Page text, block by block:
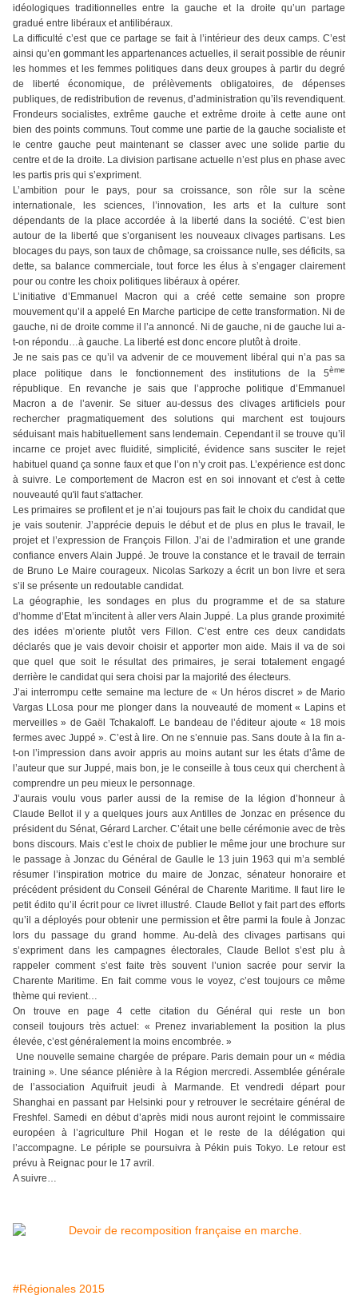
idéologiques traditionnelles entre la gauche et la droite qu’un partage
gradué entre libéraux et antilibéraux.
La difficulté c’est que ce partage se fait à l’intérieur des deux camps. C’est
ainsi qu’en gommant les appartenances actuelles, il serait possible de réunir
les hommes et les femmes politiques dans deux groupes à partir du degré
de liberté économique, de prélèvements obligatoires, de dépenses
publiques, de redistribution de revenus, d’administration qu’ils revendiquent.
Frondeurs socialistes, extrême gauche et extrême droite à cette aune ont
bien des points communs. Tout comme une partie de la gauche socialiste et
le centre gauche peut maintenant se classer avec une solide partie du
centre et de la droite. La division partisane actuelle n’est plus en phase avec
les partis pris qui s’expriment.
L’ambition pour le pays, pour sa croissance, son rôle sur la scène
internationale, les sciences, l’innovation, les arts et la culture sont
dépendants de la place accordée à la liberté dans la société. C’est bien
autour de la liberté que s’organisent les nouveaux clivages partisans. Les
blocages du pays, son taux de chômage, sa croissance nulle, ses déficits, sa
dette, sa balance commerciale, tout force les élus à s’engager clairement
pour ou contre les choix politiques libéraux à opérer.
L’initiative d’Emmanuel Macron qui a créé cette semaine son propre
mouvement qu’il a appelé En Marche participe de cette transformation. Ni de
gauche, ni de droite comme il l’a annoncé. Ni de gauche, ni de gauche lui a-
t-on répondu…à gauche. La liberté est donc encore plutôt à droite.
Je ne sais pas ce qu’il va advenir de ce mouvement libéral qui n’a pas sa
place politique dans le fonctionnement des institutions de la 5ème
république. En revanche je sais que l’approche politique d’Emmanuel
Macron a de l’avenir. Se situer au-dessus des clivages artificiels pour
rechercher pragmatiquement des solutions qui marchent est toujours
séduisant mais habituellement sans lendemain. Cependant il se trouve qu’il
incarne ce projet avec fluidité, simplicité, évidence sans susciter le rejet
habituel quand ça sonne faux et que l’on n’y croit pas. L’expérience est donc
à suivre. Le comportement de Macron est en soi innovant et c'est à cette
nouveauté qu'il faut s'attacher.
Les primaires se profilent et je n’ai toujours pas fait le choix du candidat que
je vais soutenir. J’apprécie depuis le début et de plus en plus le travail, le
projet et l’expression de François Fillon. J’ai de l’admiration et une grande
confiance envers Alain Juppé. Je trouve la constance et le travail de terrain
de Bruno Le Maire courageux. Nicolas Sarkozy a écrit un bon livre et sera
s’il se présente un redoutable candidat.
La géographie, les sondages en plus du programme et de sa stature
d’homme d’Etat m’incitent à aller vers Alain Juppé. La plus grande proximité
des idées m’oriente plutôt vers Fillon. C’est entre ces deux candidats
déclarés que je vais devoir choisir et apporter mon aide. Mais il va de soi
que quel que soit le résultat des primaires, je serai totalement engagé
derrière le candidat qui sera choisi par la majorité des électeurs.
J’ai interrompu cette semaine ma lecture de « Un héros discret » de Mario
Vargas LLosa pour me plonger dans la nouveauté de moment « Lapins et
merveilles » de Gaël Tchakaloff. Le bandeau de l’éditeur ajoute « 18 mois
fermes avec Juppé ». C’est à lire. On ne s’ennuie pas. Sans doute à la fin a-
t-on l’impression dans avoir appris au moins autant sur les états d’âme de
l’auteur que sur Juppé, mais bon, je le conseille à tous ceux qui cherchent à
comprendre un peu mieux le personnage.
J’aurais voulu vous parler aussi de la remise de la légion d’honneur à
Claude Bellot il y a quelques jours aux Antilles de Jonzac en présence du
président du Sénat, Gérard Larcher. C’était une belle cérémonie avec de très
bons discours. Mais c’est le choix de publier le même jour une brochure sur
le passage à Jonzac du Général de Gaulle le 13 juin 1963 qui m’a semblé
résumer l’inspiration motrice du maire de Jonzac, sénateur honoraire et
précédent président du Conseil Général de Charente Maritime. Il faut lire le
petit édito qu’il écrit pour ce livret illustré. Claude Bellot y fait part des efforts
qu’il a déployés pour obtenir une permission et être parmi la foule à Jonzac
lors du passage du grand homme. Au-delà des clivages partisans qui
s’expriment dans les campagnes électorales, Claude Bellot s’est plu à
rappeler comment s’est faite très souvent l’union sacrée pour servir la
Charente Maritime. En fait comme vous le voyez, c’est toujours ce même
thème qui revient…
On trouve en page 4 cette citation du Général qui reste un bon
conseil toujours très actuel: « Prenez invariablement la position la plus
élevée, c’est généralement la moins encombrée. »
Une nouvelle semaine chargée de prépare. Paris demain pour un « média
training ». Une séance plénière à la Région mercredi. Assemblée générale
de l’association Aquifruit jeudi à Marmande. Et vendredi départ pour
Shanghai en passant par Helsinki pour y retrouver le secrétaire général de
Freshfel. Samedi en début d’après midi nous auront rejoint le commissaire
européen à l’agriculture Phil Hogan et le reste de la délégation qui
l’accompagne. Le périple se poursuivra à Pékin puis Tokyo. Le retour est
prévu à Reignac pour le 17 avril.
A suivre…
#Régionales 2015